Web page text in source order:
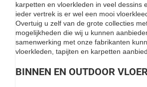
karpetten en vloerkleden in veel dessins
ieder vertrek is er wel een mooi
Overtuig u zelf van de grote collecties
mogelijkheden die wij u kunnen
samenwerking met onze fabrikanten
vloerkleden, tapijten en karpetten
BINNEN EN OUTDOOR